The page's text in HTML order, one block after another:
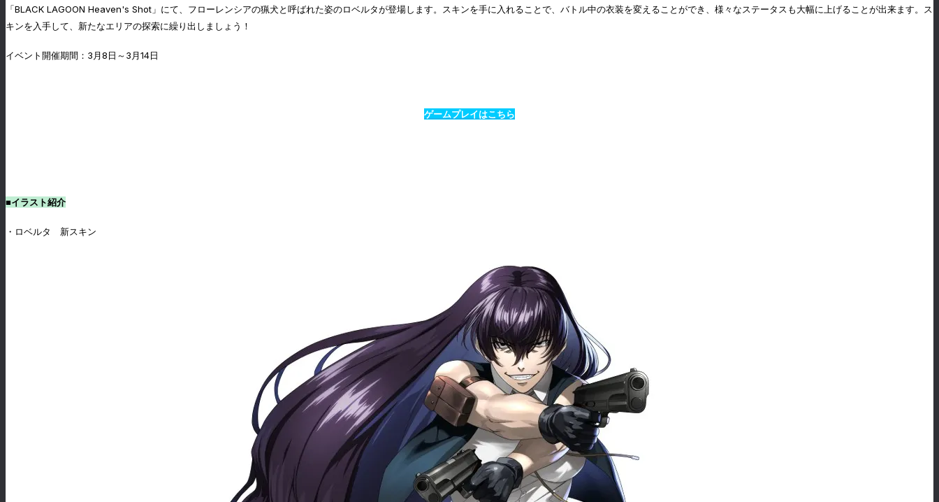
「BLACK LAGOON Heaven's Shot」にて、フローレンシアの猟犬と呼ばれた姿のロベルタが登場します。スキンを手に入れることで、バトル中の衣装を変えることができ、様々なステータスも大幅に上げることが出来ます。ス
キンを入手して、新たなエリアの探索に繰り出しましょう！
イベント開催期間：3月8日～3月14日
ゲームプレイはこちら
■イラスト紹介
・ロベルタ 新スキン